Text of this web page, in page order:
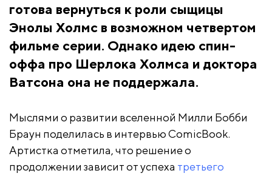
готова вернуться к роли сыщицы
Энолы Холмс в возможном четвертом
фильме серии. Однако идею спин-
оффа про Шерлока Холмса и доктора
Ватсона она не поддержала.
Мыслями о развитии вселенной Милли Бобби
Браун поделилась в интервью ComicBook.
Артистка отметила, что решение о
продолжении зависит от успеха третьего